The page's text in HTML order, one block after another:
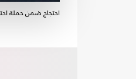
احتجاج ضمن حملة